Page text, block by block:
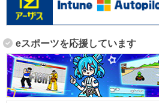
eスポーツを応援しています